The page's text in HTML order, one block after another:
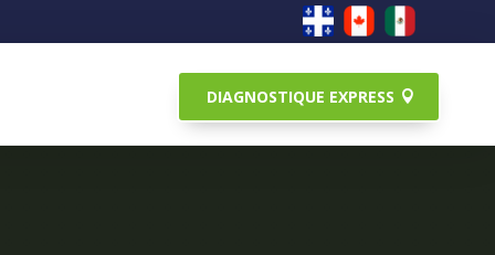
DIAGNOSTIQUE EXPRESS